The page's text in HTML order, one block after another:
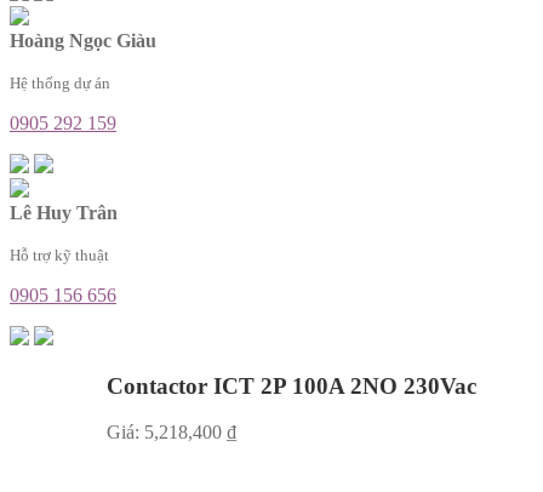
Hoàng Ngọc Giàu
Hệ thống dự án
0905 292 159
Lê Huy Trân
Hỗ trợ kỹ thuật
0905 156 656
Contactor ICT 2P 100A 2NO 230Vac
Giá: 5,218,400 ₫